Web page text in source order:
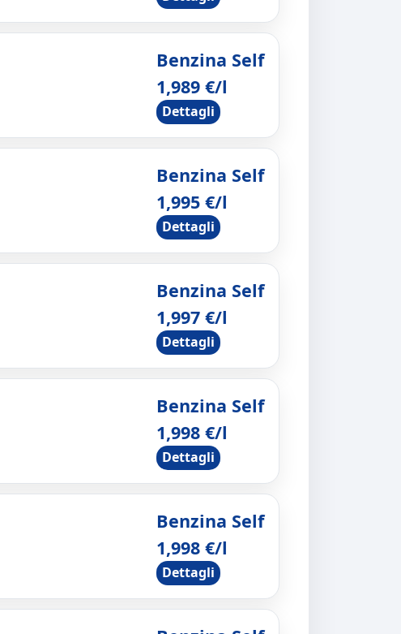
Benzina Self
1,989 €/l
Dettagli
Benzina Self
1,995 €/l
Dettagli
Benzina Self
1,997 €/l
Dettagli
Benzina Self
1,998 €/l
Dettagli
Benzina Self
1,998 €/l
Dettagli